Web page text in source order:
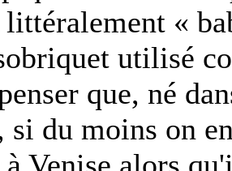
«
utilisé
que, né
si du moins on